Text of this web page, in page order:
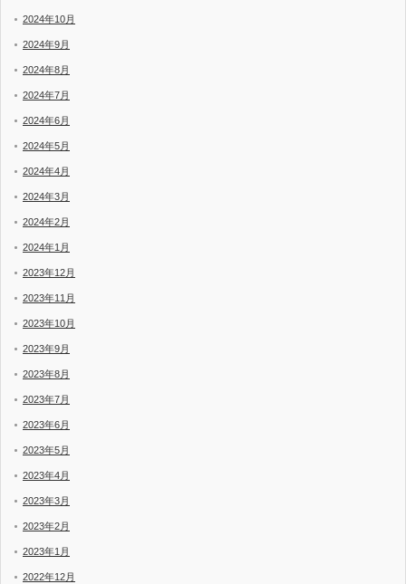
2024年10月
2024年9月
2024年8月
2024年7月
2024年6月
2024年5月
2024年4月
2024年3月
2024年2月
2024年1月
2023年12月
2023年11月
2023年10月
2023年9月
2023年8月
2023年7月
2023年6月
2023年5月
2023年4月
2023年3月
2023年2月
2023年1月
2022年12月